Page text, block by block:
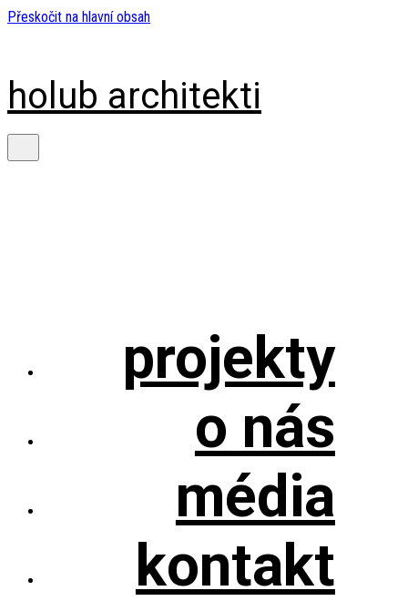
Přeskočit na hlavní obsah
holub architekti
projekty
o nás
média
kontakt